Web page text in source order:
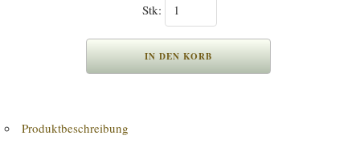
Stk:
Produktbeschreibung